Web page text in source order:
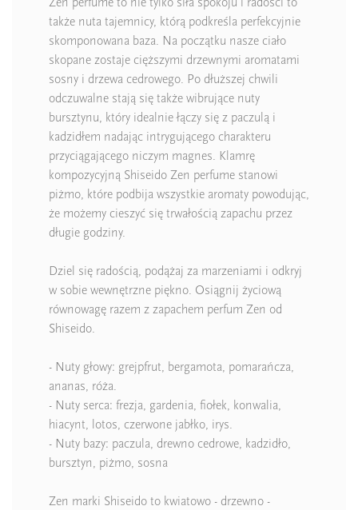
także nuta tajemnicy, którą podkreśla perfekcyjnie
skomponowana baza. Na początku nasze ciało
skopane zostaje cięższymi drzewnymi aromatami
sosny i drzewa cedrowego. Po dłuższej chwili
odczuwalne stają się także wibrujące nuty
bursztynu, który idealnie łączy się z paczulą i
kadzidłem nadając intrygującego charakteru
przyciągającego niczym magnes. Klamrę
kompozycyjną Shiseido Zen perfume stanowi
piżmo, które podbija wszystkie aromaty powodując,
że możemy cieszyć się trwałością zapachu przez
długie godziny.
Dziel się radością, podążaj za marzeniami i odkryj
w sobie wewnętrzne piękno. Osiągnij życiową
równowagę razem z zapachem perfum Zen od
Shiseido.
- Nuty głowy: grejpfrut, bergamota, pomarańcza,
ananas, róża.
- Nuty serca: frezja, gardenia, fiołek, konwalia,
hiacynt, lotos, czerwone jabłko, irys.
- Nuty bazy: paczula, drewno cedrowe, kadzidło,
bursztyn, piżmo, sosna
Zen marki Shiseido to kwiatowo - drzewno -